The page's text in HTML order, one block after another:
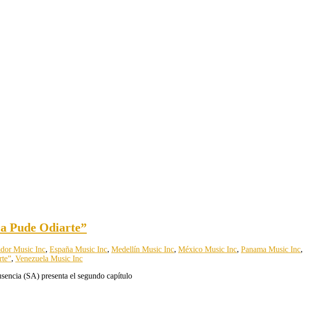
Pude Odiarte”
Music Inc, España Music Inc, Medellín Music Inc, México Music Inc, Panama Music Inc,
, Venezuela Music Inc
(SA) presenta el segundo capítulo